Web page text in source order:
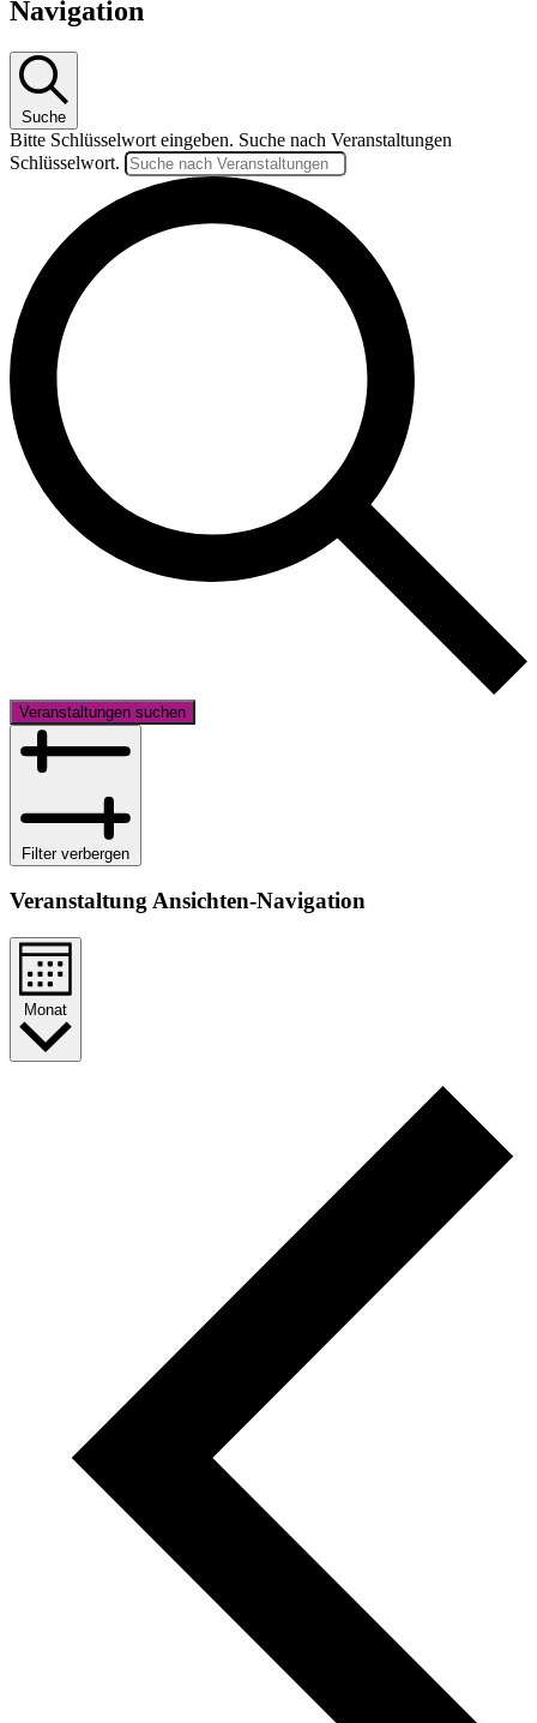
Navigation
Suche
Bitte Schlüsselwort eingeben. Suche nach Veranstaltungen
Schlüsselwort.
Veranstaltungen suchen
Filter verbergen
Veranstaltung Ansichten-Navigation
Monat